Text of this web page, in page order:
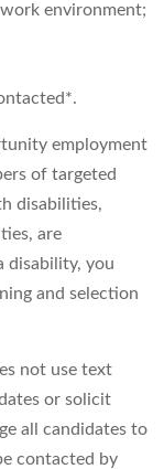
environment;
employment
of targeted
disabilities,
are
disability, you
and selection
not use text
or solicit
all candidates to
contacted by